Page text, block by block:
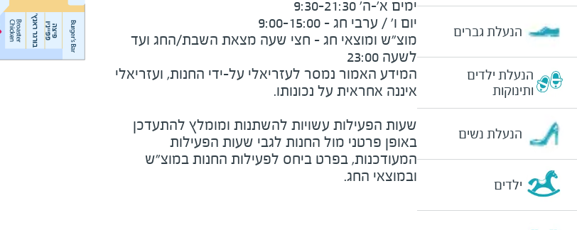
הנעלת גברים
הנעלת ילדים
ותינוקות
הנעלת נשים
ילדים
לשעה 23:00
המידע האמור נמסר לעזריאלי על-ידי החנות, ועזריאלי
שעות הפעילות עשויות להשתנות ומומלץ להתעדכן
באופן פרטני מול החנות לגבי שעות הפעילות
המעודכנות, בפרט ביחס לפעילות החנות במוצ"ש
ובמוצאי החג.